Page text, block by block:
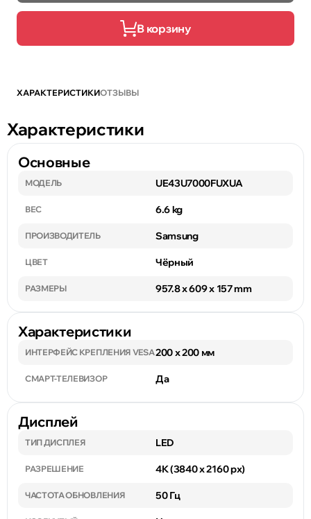
В корзину
ХАРАКТЕРИСТИКИОТЗЫВЫ
Характеристики
Основные
МОДЕЛЬ UE43U7000FUXUA
ВЕС 6.6 kg
ПРОИЗВОДИТЕЛЬ Samsung
ЦВЕТ Чёрный
РАЗМЕРЫ 957.8 x 609 x 157 mm
Характеристики
ИНТЕРФЕЙС КРЕПЛЕНИЯ VESA200 x 200 мм
СМАРТ-ТЕЛЕВИЗОР Да
Дисплей
ТИП ДИСПЛЕЯ LED
РАЗРЕШЕНИЕ 4K (3840 x 2160 px)
ЧАСТОТА ОБНОВЛЕНИЯ 50 Гц